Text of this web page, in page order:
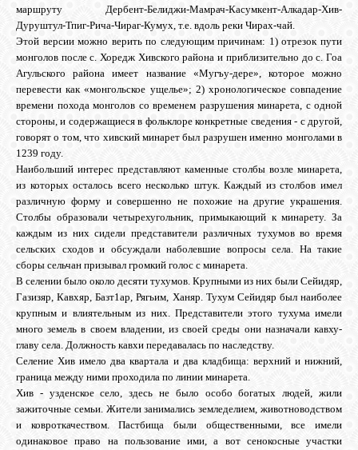
маршруту Дербент-Белиджи-Мамрач-Касумкент-Алкадар-Хив-
Дуруштул-Тпиг-Рича-Чираг-Кумух, т.е. вдоль реки Чирах-чай.
Этой версии можно верить по следующим причинам: 1) отрезок пути
монголов после с. Хоредж Хивского района и приблизительно до с. Гоа
Агульского района имеет название «Мугъу-дере», которое можно
перевести как «монгольское ущелье»; 2) хронологическое совпадение
времени похода монголов со временем разрушения минарета, с одной
стороны, и содержащиеся в фольклоре конкретные сведения - с другой,
говорят о том, что хивский минарет был разрушен именно монголами в
1239 году.
Наибольший интерес представляют каменные столбы возле минарета,
из которых осталось всего несколько штук. Каждый из столбов имел
различную форму и совершенно не похожие на другие украшения.
Столбы образовали четырехугольник, примыкающий к минарету. За
каждым из них сидели представители различных тухумов во время
сельских сходов и обсуждали наболевшие вопросы села. На такие
сборы сельчан призывал громкий голос с минарета.
В селении было около десяти тухумов. Крупными из них были Сейидяр,
Газизяр, Кавхяр, Базт1ар, Рягьим, Ханяр. Тухум Сейидяр был наиболее
крупным и влиятельным из них. Представители этого тухума имели
много земель в своем владении, из своей среды они назначали кавху-
главу села. Должность кавхи передавалась по наследству.
Селение Хив имело два квартала и два кладбища: верхний и нижний,
граница между ними проходила по линии минарета.
Хив - узденское село, здесь не было особо богатых людей, жили
зажиточные семьи. Жители занимались земледелием, животноводством
и ковроткачеством. Пастбища были общественными, все имели
одинаковое право на пользование ими, а вот сенокосные участки